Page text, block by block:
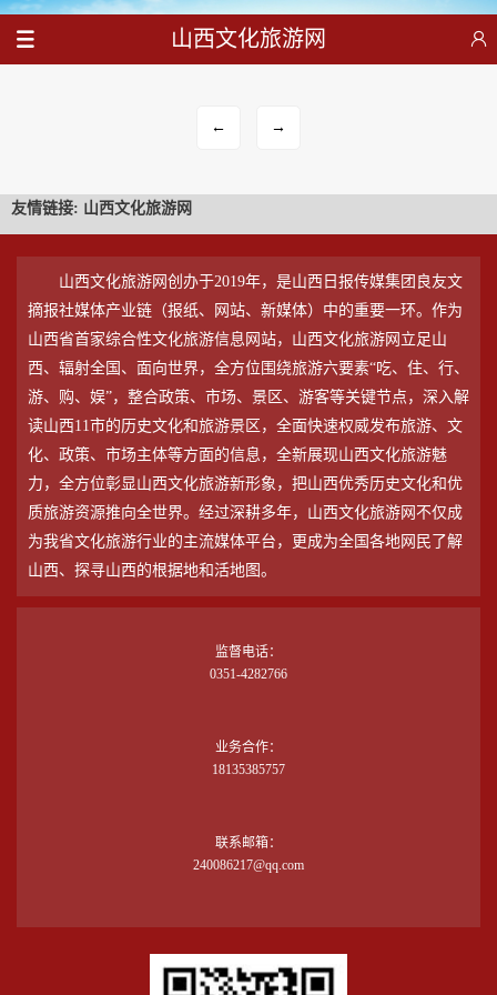
山西文化旅游网
← →
友情链接: 山西文化旅游网
山西文化旅游网创办于2019年，是山西日报传媒集团良友文
摘报社媒体产业链（报纸、网站、新媒体）中的重要一环。作为
山西省首家综合性文化旅游信息网站，山西文化旅游网立足山
西、辐射全国、面向世界，全方位围绕旅游六要素“吃、住、行、
游、购、娱”，整合政策、市场、景区、游客等关键节点，深入解
读山西11市的历史文化和旅游景区，全面快速权威发布旅游、文
化、政策、市场主体等方面的信息，全新展现山西文化旅游魅
力，全方位彰显山西文化旅游新形象，把山西优秀历史文化和优
质旅游资源推向全世界。经过深耕多年，山西文化旅游网不仅成
为我省文化旅游行业的主流媒体平台，更成为全国各地网民了解
山西、探寻山西的根据地和活地图。
监督电话：
0351-4282766
业务合作：
18135385757
联系邮箱：
240086217@qq.com